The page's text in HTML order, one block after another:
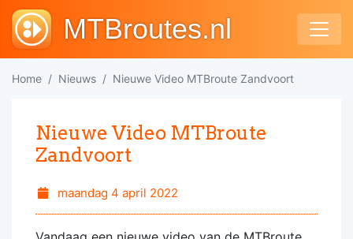
MTBroutes.nl
Home Nieuws Nieuwe Video MTBroute Zandvoort
Nieuwe Video MTBroute
Zandvoort
maandag 4 april 2022